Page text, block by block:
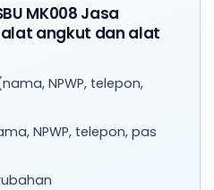
MK008 Jasa
angkut dan alat
NPWP, telepon,
NPWP, telepon, pas